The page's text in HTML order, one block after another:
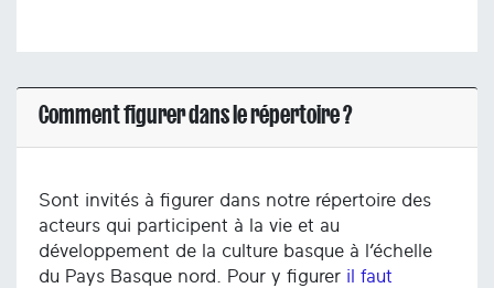
Comment figurer dans le répertoire ?
Sont invités à figurer dans notre répertoire des
acteurs qui participent à la vie et au
développement de la culture basque à l’échelle
du Pays Basque nord. Pour y figurer il faut